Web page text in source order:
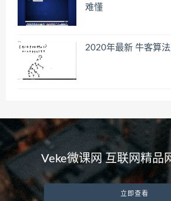
难懂
2020年最新 牛客算法
Veke微课网 互联网精品
立即查看